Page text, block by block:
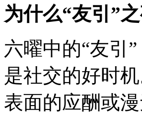
为什么“友引”
六曜中的“友引
是社交的好时
表面的应酬或